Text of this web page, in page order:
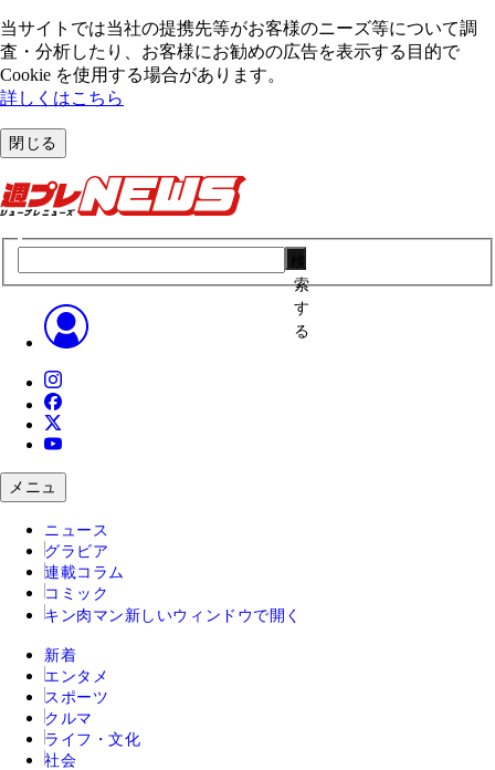
当サイトでは当社の提携先等がお客様のニーズ等について調
査・分析したり、お客様にお勧めの広告を表⽰する⽬的で
Cookie を使⽤する場合があります。
詳しくはこちら
閉じる
索
す
る
メニュ
ニュース
グラビア
連載コラム
コミック
キン肉マン 新しいウィンドウで開く
新着
エンタメ
スポーツ
クルマ
ライフ・文化
社会